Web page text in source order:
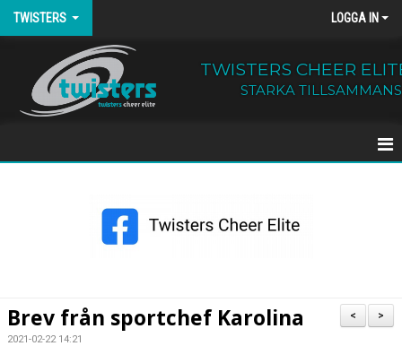
TWISTERS LOGGA IN
TWISTERS CHEER
STARKA TILLSAMMANS
KALENDER
>
<
Brev från sportchef Karolina
2021-02-22 14:21